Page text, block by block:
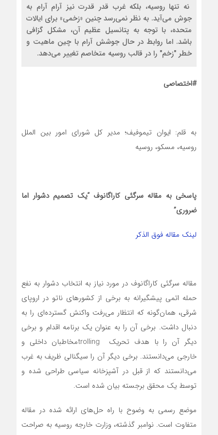
نه تنها روسیه، بلکه غرب قدر قدرت نیز آرام آرام‌ به
جوش می‌آید. به نظر نمی‌رسد چنین «زخمی» برای ایالات
متحده، با توجه به پتانسیل عظیم آن، مشکل گزافی
باشد. اما روابط در حال جوشش آرام با چین ماهیت و
خطر "زخم" را در قالب روسیه متخاصم تغییر‌ می‌دهد.
#اختصاصی
به قلم: ایوان تیموفیف؛ مدیر کل شورای امور بین الملل
روسیه، مسکو، روسیه
پاسخی به مقاله سرگئی کاراگانوف “یک تصمیم دشوار اما
ضروری”
لینک مقاله فوق الذکر
مقاله سرگئی کاراگانوف در مورد نیاز به انتخاب دشوار به نفع
حمله اتمی پیشگیرانه به برخی از کشورهای ناتو در اروپای
شرقی، همان‌گونه که انتظار‌ می‌رفت واکنش گسترده‌ای را به
دنبال داشت. برخی آن را به عنوان یک برنامه اقدام و برخی
دیگر آن را با هدف تحریک trollingمخاطبان داخلی و
خارجی‌ می‌دانستند. برخی دیگر آن را سیگنالی ظریف به غرب
می‌دانستند که از قبل در آشپزخانه سیاسی طراحی شده و
توسط یک محقق برجسته بیان شده است.
موضع رسمی به وضوح با راه حل‌های ارائه شده در مقاله
متفاوت است. نوامبر گذشته، وزارت خارجه روسیه به صراحت